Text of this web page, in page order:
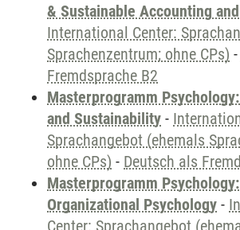
& Sustainable Accounting
International Center:
Sprachenzentrum; ohne CPs) -
Fremdsprache B2
Masterprogramm
and Sustainability -
Sprachangebot (ehemals
ohne CPs) - Deutsch als
Masterprogramm
Organizational Psychology -
Center: Sprachangebot